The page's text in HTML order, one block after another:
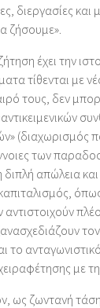
διεργασίες
ζήσουμε».
έχει την
τίθενται με
τους, δεν
(διαχωρισμός
των
απώλεια
το
με
ως ζωντανή